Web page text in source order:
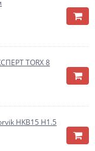
TORX 8
HKB15 H1.5